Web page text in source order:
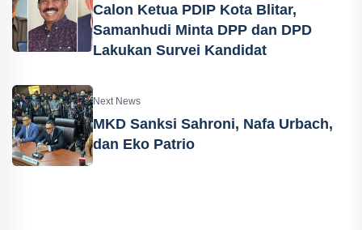
Calon Ketua PDIP Kota Blitar,
Samanhudi Minta DPP dan DPD
Lakukan Survei Kandidat
Next News
MKD Sanksi Sahroni, Nafa Urbach,
dan Eko Patrio